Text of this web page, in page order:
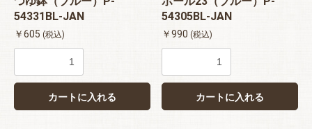
54331BL-JAN
￥605 (税込)
カートに入れる
54305BL-JAN
￥990 (税込)
カートに入れる